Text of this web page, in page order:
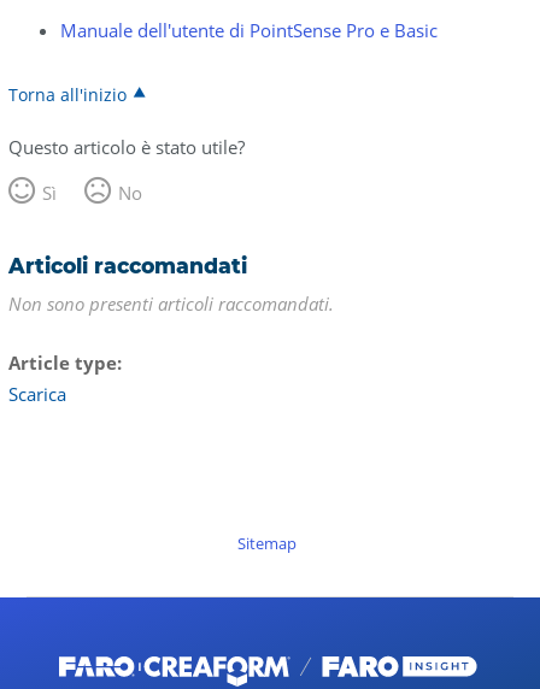
Manuale dell'utente di PointSense Pro e Basic
Torna all'inizio
Questo articolo è stato utile?
Sì
No
Articoli raccomandati
Non sono presenti articoli raccomandati.
Article type
Scarica
Sitemap